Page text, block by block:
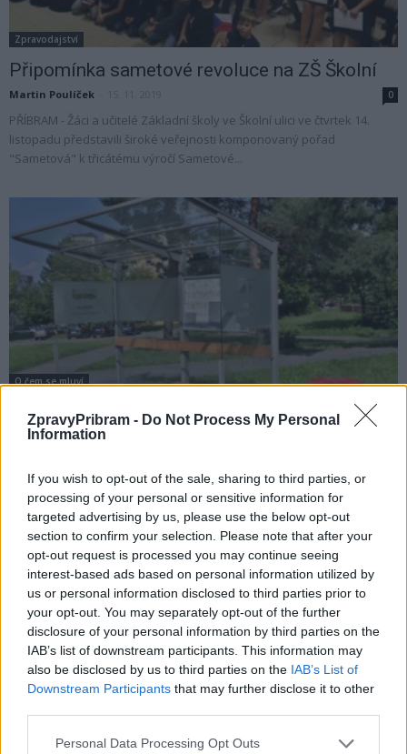
ZpravyPribram - Do Not Process My Personal
Information
If you wish to opt-out of the sale, sharing to third parties, or
processing of your personal or sensitive information for
targeted advertising by us, please use the below opt-out
section to confirm your selection. Please note that after your
opt-out request is processed you may continue seeing
interest-based ads based on personal information utilized by
us or personal information disclosed to third parties prior to
your opt-out. You may separately opt-out of the further
disclosure of your personal information by third parties on the
IAB’s list of downstream participants. This information may
also be disclosed by us to third parties on the IAB’s List of
Downstream Participants that may further disclose it to other
Personal Data Processing Opt Outs
Zpravodajství
Připomínka sametové revoluce na ZŠ Školní
Martin Poulíček 0
PŘÍBRAM - Žáci a učitelé Základní školy ve Školní ulici ve čtvrtek 14.
listopadu představili široké veřejnosti komponovaný pořad
"Sametová" k třicátému výročí Sametové...
O čem se mluví
Navrhované čekárny pro MHD jsou podle
veřejnosti nepraktické
PŘÍBRAM - Nedávno jsme vás informovali, že město obmění dalších
dvanáct zastávkových přístřešků, které budou v jednotné formě. Na
základě tohoto článku vznikla rozsáhlá...
Zpravodajství